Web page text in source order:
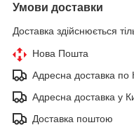
Умови доставки
Доставка здійснюється
Нова Пошта
Адресна доставка по
Адресна доставка у
Доставка поштою